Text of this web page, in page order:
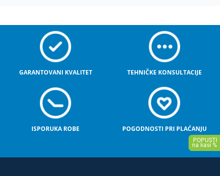
GARANTOVANI KVALITET TEHNIČKE KONSULTACIJE
ISPORUKA ROBE POGODNOSTI PRI PLAĆANJU